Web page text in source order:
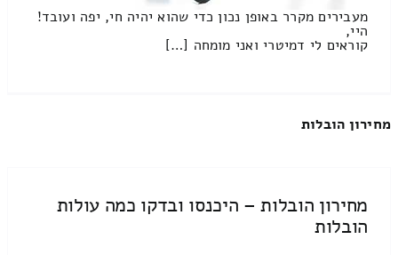
מעבירים מקרר באופן נכון כדי שהוא יהיה חי, יפה ועובד!
היי,
קוראים לי דמיטרי ואני מומחה […]
מחירון הובלות
מחירון הובלות – היכנסו ובדקו כמה עולות
הובלות